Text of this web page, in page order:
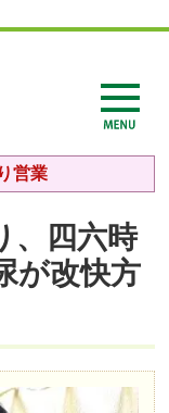
営業
、四六時
が改快方